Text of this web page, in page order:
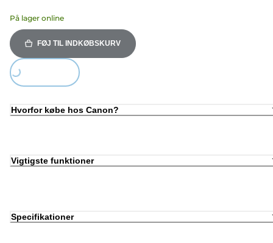
På lager online
FØJ TIL INDKØBSKURV
Loading...
Hvorfor købe hos Canon?
Vigtigste funktioner
Specifikationer